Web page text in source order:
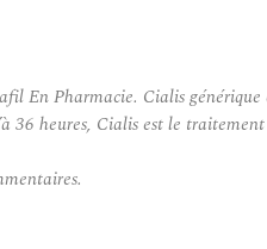
En Pharmacie. Cialis
36 heures, Cialis est le